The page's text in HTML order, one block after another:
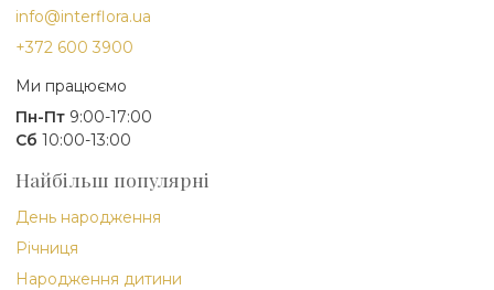
info@interflora.ua
+372 600 3900
Ми працюємо
Пн-Пт 9:00-17:00
Сб 10:00-13:00
Найбільш популярні
День народження
Річниця
Народження дитини